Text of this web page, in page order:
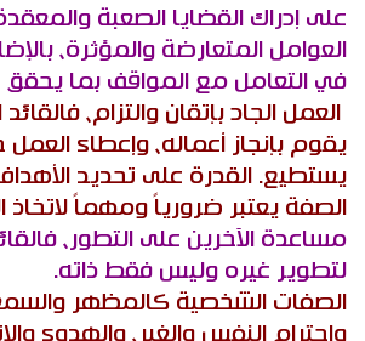
على إدراك القضايا الصعبة
العوامل المتعارضة والمؤثرة،
في التعامل مع المواقف بما
العمل الجاد بإتقان والتزام،
يقوم بإنجاز أعماله، وإعطاء
يستطيع. القدرة على تحديد
الصفة يعتبر ضرورياً ومهماً لاتخاذ
مساعدة الآخرين على التطور،
لتطوير غيره وليس فقط ذاته.
الصفات الشخصية كالمظهر
واحترام النفس والغير، والهدوء